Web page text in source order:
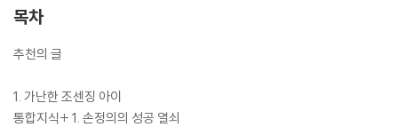
있는 것처럼 『who? 인물 사이언스』 시리즈는 권마다 세계의 중요한 사건
나고 활동했던 나라의 역사와 문화에 대한 내용도 볼 수 있어 다양한 영역
속 인물의 직업에 대해 더 자세히 알아보고 나의 관심과 흥미에 대해서도
생각해 볼 수 있는 진로 탐색 워크북을 구성하였습니다. 워크북의 활동을
목차
추천의 글
1. 가난한 조센징 아이
통합지식+ 1. 손정의의 성공 열쇠